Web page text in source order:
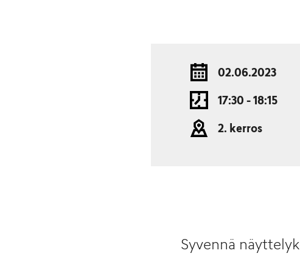
02.06.2023
17:30 - 18:15
2. kerros
Syvennä